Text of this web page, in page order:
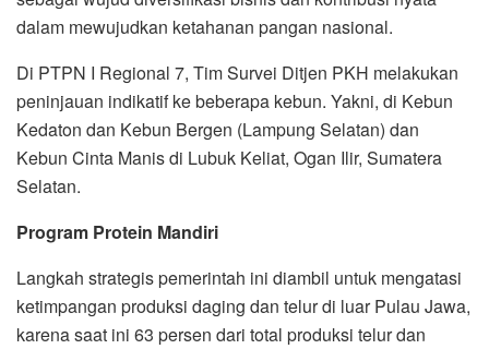
dalam mewujudkan ketahanan pangan nasional.
Di PTPN I Regional 7, Tim Survei Ditjen PKH melakukan
peninjauan indikatif ke beberapa kebun. Yakni, di Kebun
Kedaton dan Kebun Bergen (Lampung Selatan) dan
Kebun Cinta Manis di Lubuk Keliat, Ogan Ilir, Sumatera
Selatan.
Program Protein Mandiri
Langkah strategis pemerintah ini diambil untuk mengatasi
ketimpangan produksi daging dan telur di luar Pulau Jawa,
karena saat ini 63 persen dari total produksi telur dan